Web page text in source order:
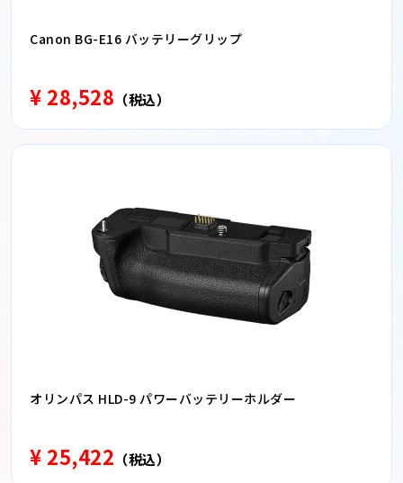
Canon BG-E16 バッテリーグリップ
¥ 28,528 （税込）
オリンパス HLD-9 パワーバッテリーホルダー
¥ 25,422 （税込）